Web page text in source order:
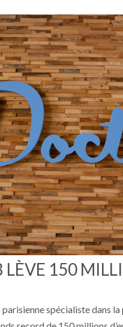
150
spécialiste dans